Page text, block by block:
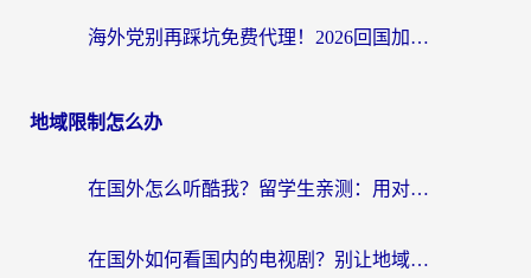
海外党别再踩坑免费代理！2026回国加速器全攻略：从选线到避坑，无缝访问国内资源
地域限制怎么办
在国外怎么听酷我？留学生亲测：用对加速器就能畅听国内音乐听书
在国外如何看国内的电视剧？别让地域限制成为追剧路上的绊脚石